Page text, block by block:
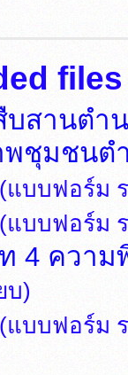
files
บสานตำ
ชุมชนต
(แบบฟอร์ม
(แบบฟอร์ม
4 ควา
บ)
(แบบฟอร์ม